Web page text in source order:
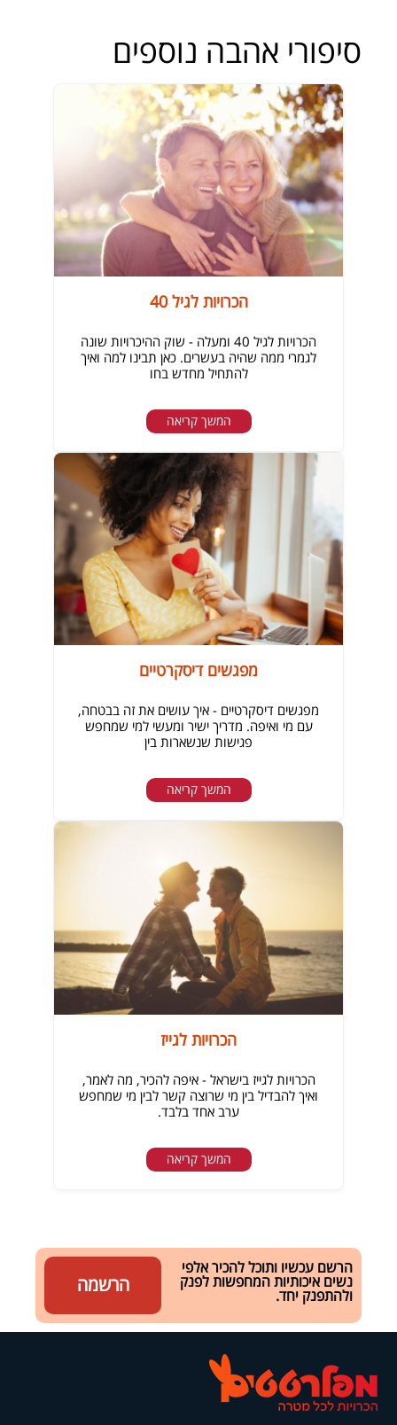
סיפורי אהבה נוספים
הכרויות לגיל 40
הכרויות לגיל 40 ומעלה - שוק ההיכרויות שונה
לגמרי ממה שהיה בעשרים. כאן תבינו למה ואיך
להתחיל מחדש בחו
המשך קריאה
מפגשים דיסקרטיים
מפגשים דיסקרטיים - איך עושים את זה בבטחה,
עם מי ואיפה. מדריך ישיר ומעשי למי שמחפש
פגישות שנשארות בין
המשך קריאה
הכרויות לגייז
הכרויות לגייז בישראל - איפה להכיר, מה לאמר,
ואיך להבדיל בין מי שרוצה קשר לבין מי שמחפש
ערב אחד בלבד.
המשך קריאה
הרשמה
הרשם עכשיו ותוכל להכיר אלפי
נשים איכותיות המחפשות לפנק
ולהתפנק יחד.